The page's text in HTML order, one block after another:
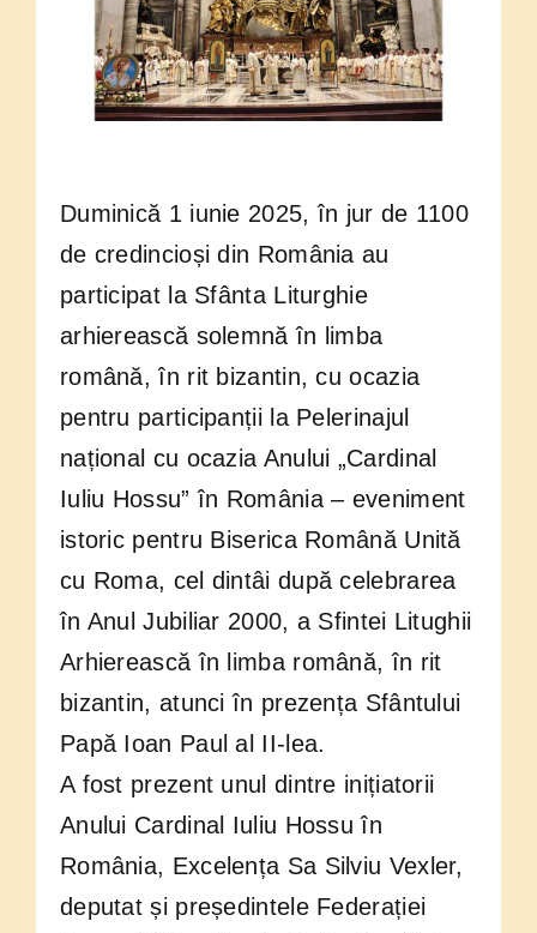
Duminică 1 iunie 2025, în jur de 1100
de credincioși din România au
participat la Sfânta Liturghie
arhierească solemnă în limba
română, în rit bizantin, cu ocazia
pentru participanții la Pelerinajul
național cu ocazia Anului „Cardinal
Iuliu Hossu” în România – eveniment
istoric pentru Biserica Română Unită
cu Roma, cel dintâi după celebrarea
în Anul Jubiliar 2000, a Sfintei Litughii
Arhierească în limba română, în rit
bizantin, atunci în prezența Sfântului
Papă Ioan Paul al II-lea.
A fost prezent unul dintre inițiatorii
Anului Cardinal Iuliu Hossu în
România, Excelența Sa Silviu Vexler,
deputat și președintele Federației